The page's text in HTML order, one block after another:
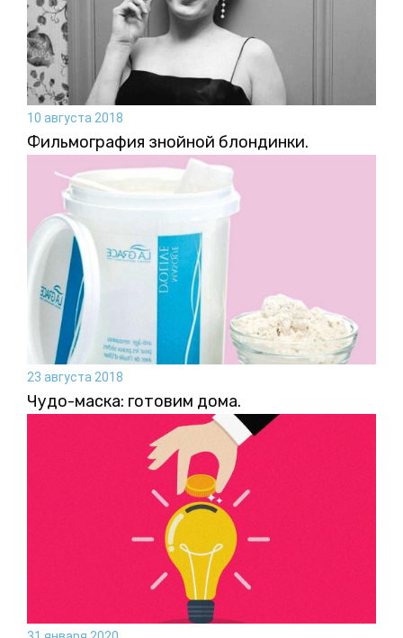
10 августа 2018
Фильмография знойной блондинки.
23 августа 2018
Чудо-маска: готовим дома.